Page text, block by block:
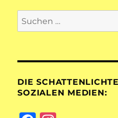
Suchen
nach:
DIE
SOZIALEN MEDIEN: